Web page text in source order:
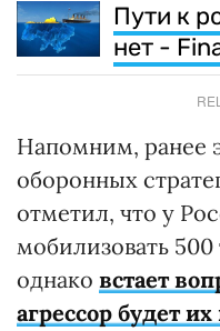
Пути к
нет -
Напомним, ранее
оборонных
отметил, что у
мобилизовать
однако встает
агрессор будет